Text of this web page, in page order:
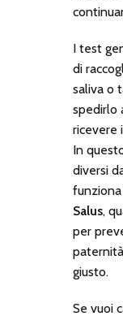
I test
di
saliva o
spedirlo
ricevere
In
diversi
Salus,
per
giusto.
Se vuoi